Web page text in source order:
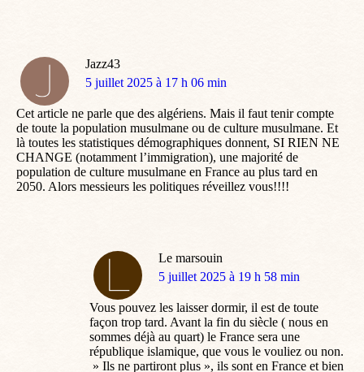
Jazz43
dit
5 juillet 2025 à 17 h 06 min
Cet article ne parle que des algériens. Mais il faut tenir compte
de toute la population musulmane ou de culture musulmane. Et
là toutes les statistiques démographiques donnent, SI RIEN NE
CHANGE (notamment l’immigration), une majorité de
population de culture musulmane en France au plus tard en
2050. Alors messieurs les politiques réveillez vous!!!!
Le marsouin
dit
5 juillet 2025 à 19 h 58 min
Vous pouvez les laisser dormir, il est de toute
façon trop tard. Avant la fin du siècle ( nous en
sommes déjà au quart) le France sera une
république islamique, que vous le vouliez ou non.
» Ils ne partiront plus », ils sont en France et bien